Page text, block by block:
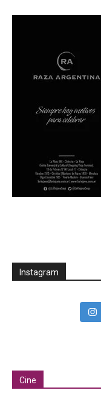
Instagram
Cine